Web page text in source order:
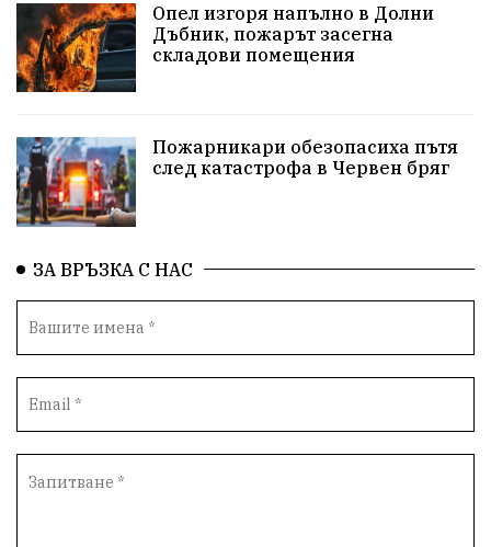
протести Фолклор водоснабдяване
Левски Народно събрание
Новини Традиции Избори Разследване
спорт ПТП
Купуване на гласове
библиотека „Христо Смирненски“
партия "Мафия" Росен Желязков екология
Превенция
Опел изгоря напълно в Долни
Дъбник, пожарът засегна
складови помещения
Пожарникари обезопасиха пътя
след катастрофа в Червен бряг
ЗА ВРЪЗКА С НАС